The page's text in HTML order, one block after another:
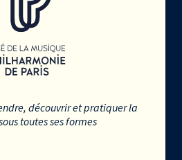
découvrir et pratiquer la
toutes ses formes